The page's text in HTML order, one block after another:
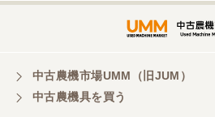
中古農機市場UMM（旧JUM）
中古農機具を買う